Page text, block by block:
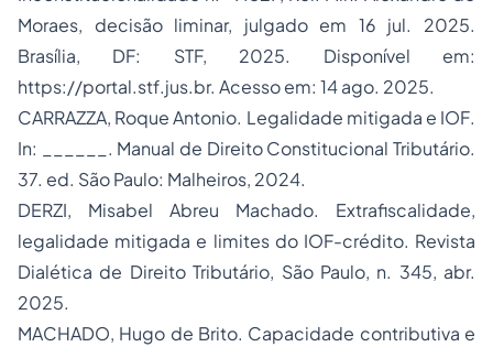
Moraes, decisão liminar, julgado em 16 jul. 2025.
Brasília, DF: STF, 2025. Disponível em:
https://portal.stf.jus.br. Acesso em: 14 ago. 2025.
CARRAZZA, Roque Antonio. Legalidade mitigada e IOF.
In: ______. Manual de Direito Constitucional Tributário.
37. ed. São Paulo: Malheiros, 2024.
DERZI, Misabel Abreu Machado. Extrafiscalidade,
legalidade mitigada e limites do IOF-crédito. Revista
Dialética de Direito Tributário, São Paulo, n. 345, abr.
2025.
MACHADO, Hugo de Brito. Capacidade contributiva e